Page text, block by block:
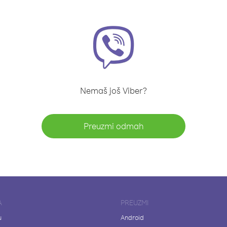
Nemaš još Viber?
Preuzmi odmah
PREUZMI
Android